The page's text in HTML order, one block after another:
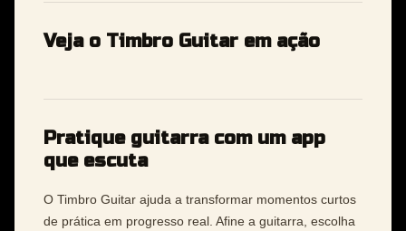
Veja o Timbro Guitar em ação
Pratique guitarra com um app
que escuta
O Timbro Guitar ajuda a transformar momentos curtos
de prática em progresso real. Afine a guitarra, escolha